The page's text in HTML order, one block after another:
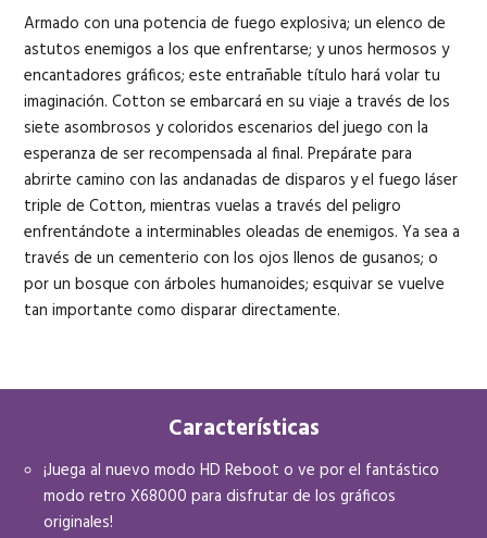
Armado con una potencia de fuego explosiva; un elenco de
astutos enemigos a los que enfrentarse; y unos hermosos y
encantadores gráficos; este entrañable título hará volar tu
imaginación. Cotton se embarcará en su viaje a través de los
siete asombrosos y coloridos escenarios del juego con la
esperanza de ser recompensada al final. Prepárate para
abrirte camino con las andanadas de disparos y el fuego láser
triple de Cotton, mientras vuelas a través del peligro
enfrentándote a interminables oleadas de enemigos. Ya sea a
través de un cementerio con los ojos llenos de gusanos; o
por un bosque con árboles humanoides; esquivar se vuelve
tan importante como disparar directamente.
Características
¡Juega al nuevo modo HD Reboot o ve por el fantástico
modo retro X68000 para disfrutar de los gráficos
originales!